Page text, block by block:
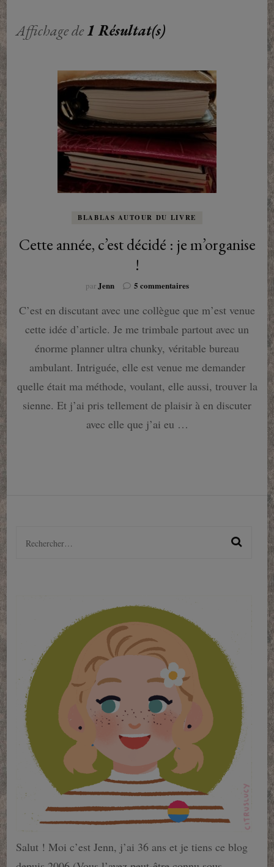
Affichage de1 Résultat(s)
BLABLAS AUTOUR DU LIVRE
Cette année, c’est décidé : je m’organise
!
parJenn 5 commentairessur
année,
décidé
:
m’organise
!
C’est en discutant avec une collègue que m’est venue
cette idée d’article. Je me trimbale partout avec un
énorme planner ultra chunky, véritable bureau
ambulant. Intriguée, elle est venue me demander
quelle était ma méthode, voulant, elle aussi, trouver la
sienne. Et j’ai pris tellement de plaisir à en discuter
avec elle que j’ai eu …
Rechercher :
Salut ! Moi c’est Jenn, j’ai 36 ans et je tiens ce blog